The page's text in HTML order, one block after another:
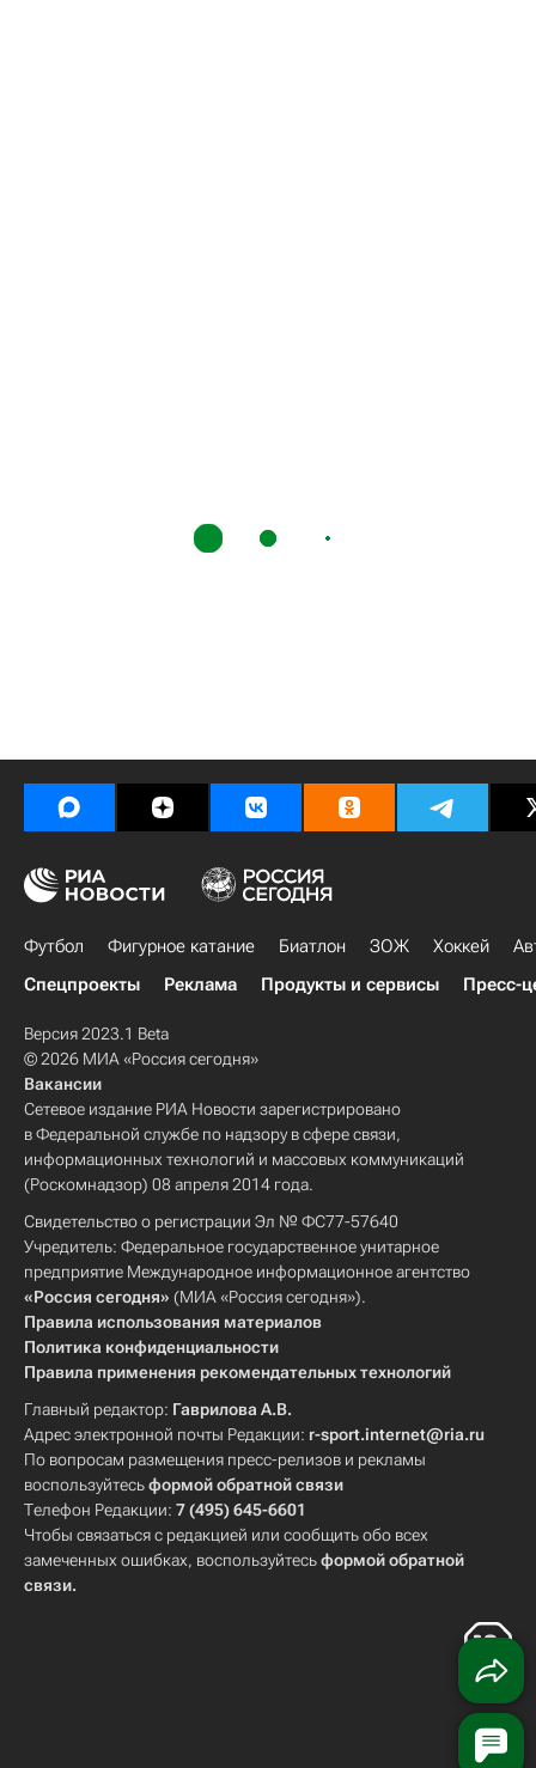
Футбол Фигурное катание Биатлон ЗОЖ Хоккей
Спецпроекты
Реклама Продукты и сервисы Пресс-
Версия 2023.1 Beta
© 2026 МИА «Россия сегодня»
Вакансии
Сетевое издание РИА Новости зарегистрировано
в Федеральной службе по надзору в сфере связи,
информационных технологий и массовых коммуникаций
(Роскомнадзор) 08 апреля 2014 года.
Свидетельство о регистрации Эл № ФС77-57640
Учредитель: Федеральное государственное унитарное
предприятие Международное информационное агентство
«Россия сегодня» (МИА «Россия сегодня»).
Правила использования материалов
Политика конфиденциальности
Правила применения рекомендательных технологий
Главный редактор: Гаврилова А.В.
Адрес электронной почты Редакции: r-sport.internet@ria.ru
По вопросам размещения пресс-релизов и рекламы
воспользуйтесьформой обратной связи
Телефон Редакции: 7 (495) 645-6601
Чтобы связаться с редакцией или сообщить обо всех
замеченных ошибках, воспользуйтесьформой обратной
связи.